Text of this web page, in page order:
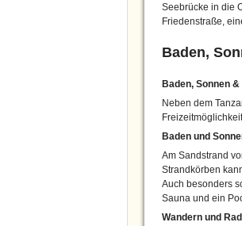
Seebrücke in die
Friedenstraße,
Baden,
Baden, Sonnen
Neben dem
Baden und
Am Sandstrand
Strandkörben
Auch besonders
Sauna und ein
Wandern und